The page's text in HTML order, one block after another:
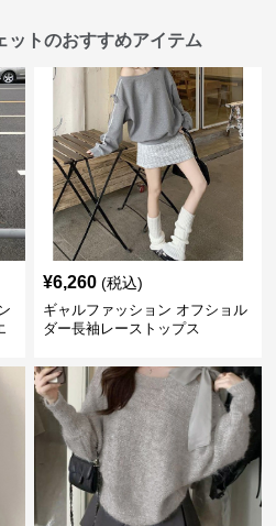
ットのおすすめアイテム
¥6,260 (税込)
ギャルファッション オフショル
ダー長袖レーストップス